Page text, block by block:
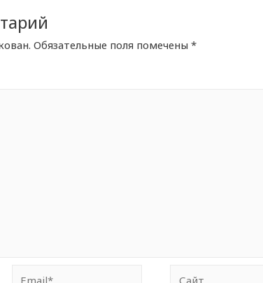
Обязательные поля помечены*